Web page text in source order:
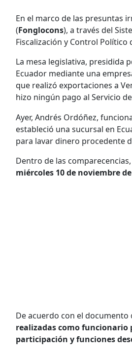
En el marco de las presuntas
(Fonglocons), a través del
Fiscalización y Control
La mesa legislativa, presidida
Ecuador mediante una
que realizó exportaciones a
hizo ningún pago al Servicio
Ayer, Andrés Ordóñez,
estableció una sucursal en
para lavar dinero procedente
Dentro de las
miércoles 10 de noviembre de
De acuerdo con el
realizadas como funcionario
participación y funciones